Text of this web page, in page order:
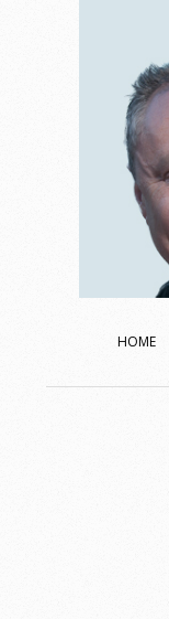
Navigation
HOME